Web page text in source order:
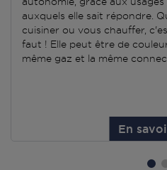
auxquels elle sait répondre.
cuisiner ou vous chauffer,
faut ! Elle peut être de
même gaz et la même
En